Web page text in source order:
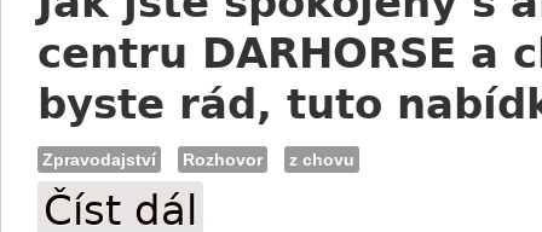
centru DARHORSE
byste rád, tuto
Zpravodajství Rozhovor z chovu
Číst dál